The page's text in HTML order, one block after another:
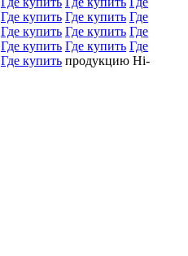
Где купить Где купить Где
Где купить Где купить Где
Где купить Где купить Где
Где купить продукцию Hi-